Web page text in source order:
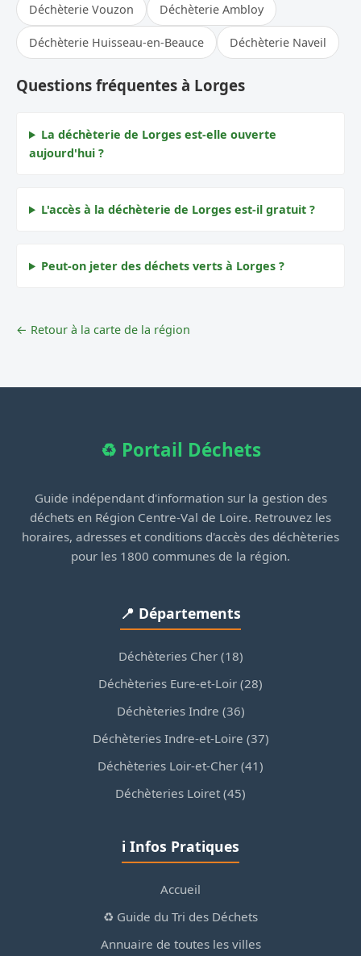
Déchèterie Vouzon Déchèterie Ambloy
Déchèterie Huisseau-en-Beauce Déchèterie Naveil
Questions fréquentes à Lorges
La déchèterie de Lorges est-elle ouverte
aujourd'hui ?
L'accès à la déchèterie de Lorges est-il gratuit ?
Peut-on jeter des déchets verts à Lorges ?
← Retour à la carte de la région
♻️ Portail Déchets
Guide indépendant d'information sur la gestion des
déchets en Région Centre-Val de Loire. Retrouvez les
horaires, adresses et conditions d'accès des déchèteries
pour les 1800 communes de la région.
📍 Départements
Déchèteries Cher (18)
Déchèteries Eure-et-Loir (28)
Déchèteries Indre (36)
Déchèteries Indre-et-Loire (37)
Déchèteries Loir-et-Cher (41)
Déchèteries Loiret (45)
ℹ️ Infos Pratiques
Accueil
♻️ Guide du Tri des Déchets
Annuaire de toutes les villes